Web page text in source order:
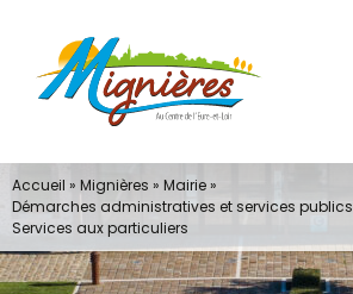
contenu
Accueil » Mignières » Mairie»
Démarches administratives et services publics
Services aux particuliers